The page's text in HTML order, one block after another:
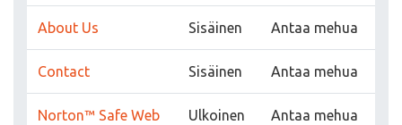
About Us Sisäinen Antaa mehua
Contact Sisäinen Antaa mehua
Norton™ Safe Web Ulkoinen Antaa mehua